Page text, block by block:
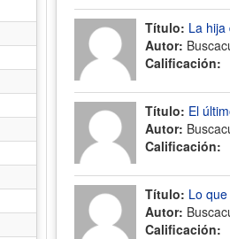
Título: La hija
Autor:
Calificación:
Título: El
Autor:
Calificación:
Título: Lo
Autor:
Calificación: